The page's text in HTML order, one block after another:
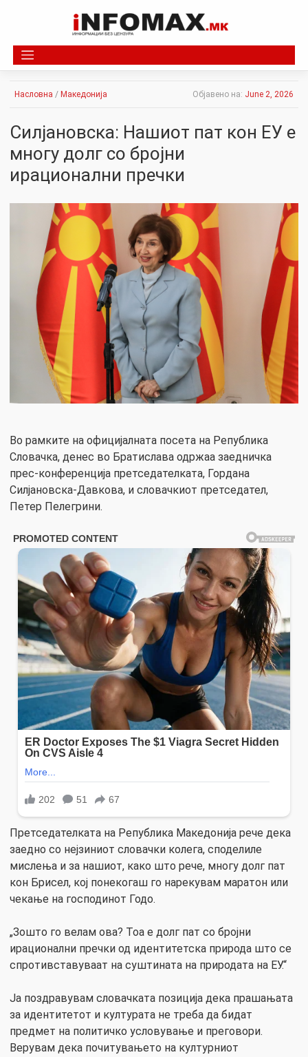
Насловна / Македонија Објавено на: June 2, 2026
Силјановска: Нашиот пат кон ЕУ е
многу долг со бројни
ирационални пречки
Во рамките на официјалната посета на Република
Словачка, денес во Братислава одржаа заедничка
прес-конференција претседателката, Гордана
Силјановска-Давкова, и словачкиот претседател,
Петер Пелегрини.
Претседателката на Република Македонија рече дека
заедно со нејзиниот словачки колега, споделиле
мислења и за нашиот, како што рече, многу долг пат
кон Брисел, кој понекогаш го нарекувам маратон или
чекање на господинот Годо.
„Зошто го велам ова? Тоа е долг пат со бројни
ирационални пречки од идентитетска природа што се
спротивставуваат на суштината на природата на ЕУ.“
Ја поздравувам словачката позиција дека прашањата
за идентитетот и културата не треба да бидат
предмет на политичко условување и преговори.
Верувам дека почитувањето на културниот